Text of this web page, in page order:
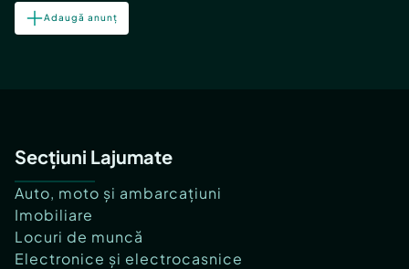
Adaugă anunț
Secțiuni Lajumate
Auto, moto și ambarcațiuni
Imobiliare
Locuri de muncă
Electronice și electrocasnice